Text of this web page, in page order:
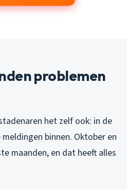
problemen
het zelf ook: in de
binnen. Oktober en
maanden, en dat heeft alles